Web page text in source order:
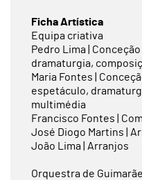
Ficha Artística
Equipa criativa
Pedro Lima |
dramaturgia,
Maria Fontes |
espetáculo,
multimédia
Francisco Fontes |
José Diogo Martins |
João Lima | Arranjos
Orquestra de